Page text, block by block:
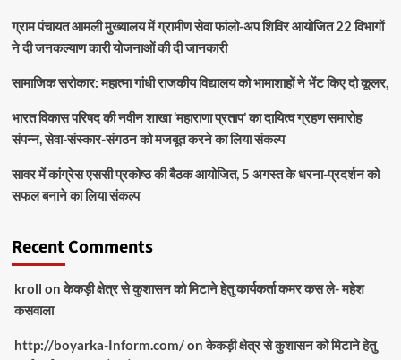
ग्राम पंचायत आमली मुख्यालय में ग्रामीण सेवा फांलो-अप शिविर आयोजित 22 विभागों
ने दी जनकल्याण कारी योजनाओं की दी जानकारी
सामाजिक सरोकार: महात्मा गांधी राजकीय विद्यालय को भामाशाहों ने भेंट किए दो कूलर,
भारत विकास परिषद की नवीन शाखा ‘महाराणा प्रताप’ का दायित्व ग्रहण समारोह
संपन्न, सेवा-संस्कार-संगठन को मजबूत करने का लिया संकल्प
सावर में कांग्रेस एससी प्रकोष्ठ की बैठक आयोजित, 5 अगस्त के धरना-प्रदर्शन को
सफल बनाने का लिया संकल्प
Recent Comments
kroll onकेकड़ी क्षेत्र से कुशासन को मिटाने हेतु कार्यकर्ता कमर कस ले- महेश
कसवाला
http://boyarka-Inform.com/onकेकड़ी क्षेत्र से कुशासन को मिटाने हेतु